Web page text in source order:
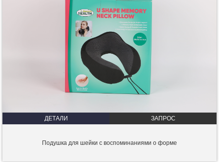
ДЕТАЛИ ЗАПРОС
Подушка для шейки с воспоминаниями о форме